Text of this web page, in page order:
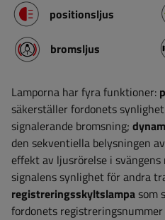
positionsljus
bromsljus
Lamporna har fyra funktioner:
säkerställer fordonets
signalerande bromsning;
den sekventiella belysningen
effekt av ljusrörelse i
signalens synlighet för andra
registreringsskyltslampasom
fordonets